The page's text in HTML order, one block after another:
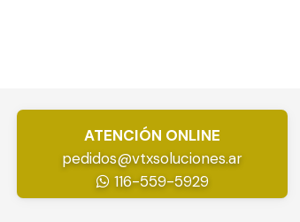
ATENCIÓN ONLINE
pedidos@vtxsoluciones.ar
116-559-5929